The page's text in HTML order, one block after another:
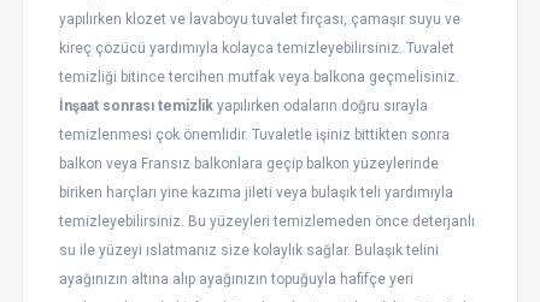
yapılırken klozet ve lavaboyu tuvalet fırçası, çamaşır suyu ve
kireç çözücü yardımıyla kolayca temizleyebilirsiniz. Tuvalet
temizliği bitince tercihen mutfak veya balkona geçmelisiniz.
İnşaat sonrası temizlikyapılırken odaların doğru sırayla
temizlenmesi çok önemlidir. Tuvaletle işiniz bittikten sonra
balkon veya Fransız balkonlara geçip balkon yüzeylerinde
biriken harçları yine kazıma jileti veya bulaşık teli yardımıyla
temizleyebilirsiniz. Bu yüzeyleri temizlemeden önce deterjanlı
su ile yüzeyi ıslatmanız size kolaylık sağlar. Bulaşık telini
ayağınızın altına alıp ayağınızın topuğuyla hafifçe yeri